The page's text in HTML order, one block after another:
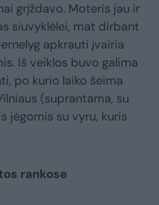
grįždavo. Moteris jau ir
siuvyklėlei, mat dirbant
apkrauti įvairia
Iš veiklos buvo galima
po kurio laiko šeima
(suprantama, su
jėgomis su vyru, kuris
rankose